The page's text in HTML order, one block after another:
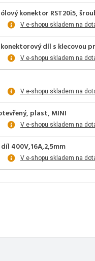
konektor RST20i5,
V e-shopu skladem na
díl s klecovou
V e-shopu skladem na
V e-shopu skladem na
plast, MINI
V e-shopu skladem na
400V,16A,2,5mm
V e-shopu skladem na